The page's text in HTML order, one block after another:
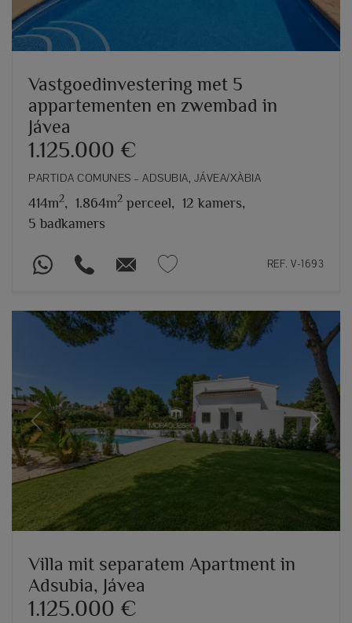
Vastgoedinvestering met 5
appartementen en zwembad in
Jávea
1.125.000 €
PARTIDA COMUNES – ADSUBIA, JÁVEA/XÀBIA
414m2, 1.864m2 perceel, 12 kamers,
5 badkamers
REF. V-1693
Previous Next
Villa mit separatem Apartment in
Adsubia, Jávea
1.125.000 €